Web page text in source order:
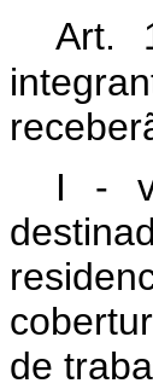
Art.
I -
de